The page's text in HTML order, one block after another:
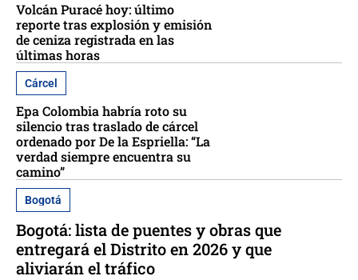
Volcán Puracé hoy: último
reporte tras explosión y emisión
de ceniza registrada en las
últimas horas
Cárcel
Epa Colombia habría roto su
silencio tras traslado de cárcel
ordenado por De la Espriella: “La
verdad siempre encuentra su
camino”
Bogotá
Bogotá: lista de puentes y obras que
entregará el Distrito en 2026 y que
aliviarán el tráfico